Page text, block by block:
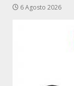
6 Agosto 2026